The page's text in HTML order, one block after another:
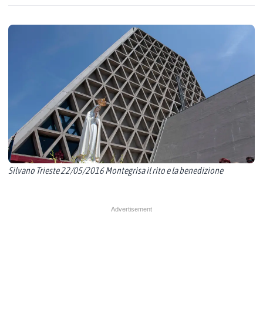
Silvano Trieste 22/05/2016 Montegrisa il rito e la benedizione